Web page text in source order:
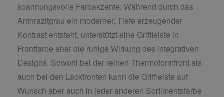
spannungsvolle Farbakzente: Während durch das
Anthrazitgrau ein moderner, Tiefe erzeugender
Kontrast entsteht, unterstützt eine Griffleiste in
Frontfarbe eher die ruhige Wirkung des integrativen
Designs. Sowohl bei der reinen Thermoformfront als
auch bei den Lackfronten kann die Griffleiste auf
Wunsch aber auch in jeder anderen Sortimentsfarbe